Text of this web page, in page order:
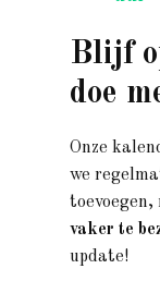
Blijf
doe
Onze
we
toevoegen,
vaker te
update!